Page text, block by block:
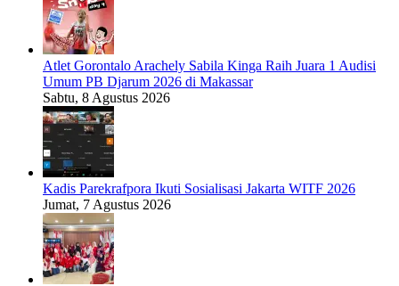
Atlet Gorontalo Arachely Sabila Kinga Raih Juara 1 Audisi
Umum PB Djarum 2026 di Makassar
Sabtu, 8 Agustus 2026
Kadis Parekrafpora Ikuti Sosialisasi Jakarta WITF 2026
Jumat, 7 Agustus 2026